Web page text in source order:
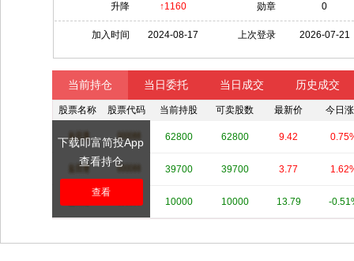
升降 ↑1160 勋章 0
加入时间 2024-08-17 上次登录 2026-07-21
当前持仓 当日委托 当日成交 历史成交
股票名称 股票代码 当前持股 可卖股数 最新价 今日
**** **** 62800 62800 9.42
**** **** 39700 39700 3.77
10000 10000 13.79 -
下载叩富简投App
查看持仓
查看